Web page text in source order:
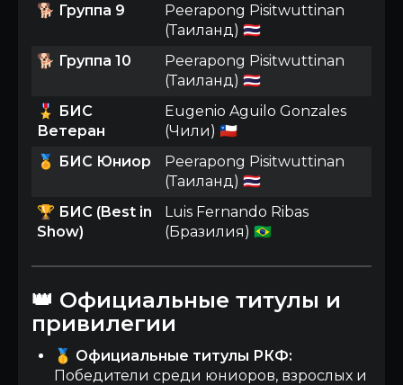
🐕 Группа 9
Peerapong Pisitwuttinan
(Таиланд) 🇹🇭
🐕 Группа 10
Peerapong Pisitwuttinan
(Таиланд) 🇹🇭
🎖️ БИС
Ветеран
Eugenio Aguilo Gonzales
(Чили) 🇨🇱
🏅 БИС Юниор
Peerapong Pisitwuttinan
(Таиланд) 🇹🇭
🏆 БИС (Best in
Show)
Luis Fernando Ribas
(Бразилия) 🇧🇷
👑 Официальные титулы и
привилегии
🥇 Официальные титулы РКФ:
Победители среди юниоров, взрослых и